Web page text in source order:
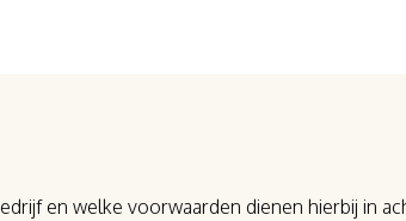
en welke voorwaarden dienen hierbij in